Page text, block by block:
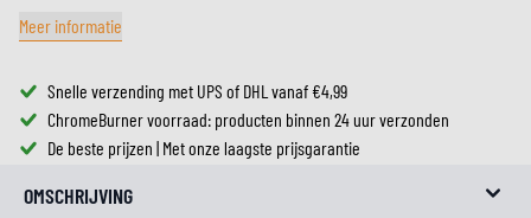
Meer informatie
Snelle verzending met UPS of DHL vanaf €4,99
ChromeBurner voorraad: producten binnen 24 uur verzonden
De beste prijzen | Met onze laagste prijsgarantie
OMSCHRIJVING